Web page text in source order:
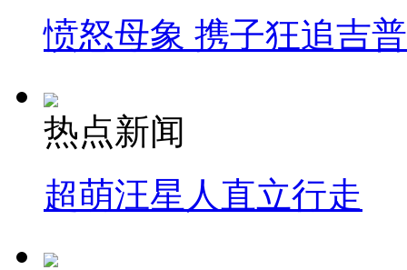
愤怒母象 携子狂追吉
热点新闻
超萌汪星人直立行走